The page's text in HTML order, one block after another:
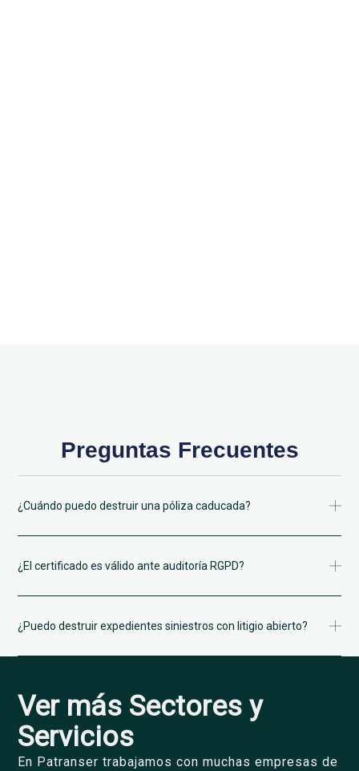
Preguntas Frecuentes
¿Cuándo puedo destruir una póliza caducada?
¿El certificado es válido ante auditoría RGPD?
¿Puedo destruir expedientes siniestros con litigio abierto?
Ver más Sectores y
Servicios
En Patranser trabajamos con muchas empresas de